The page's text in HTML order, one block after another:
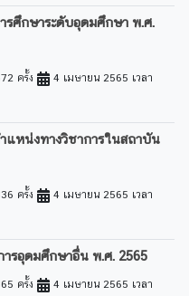
รศึกษาระดับอุดมศึกษา พ.ศ.
ครั้ง
4 เมษายน 2565 เวลา
แหน่งทางวิชาการในสถาบัน
ครั้ง
4 เมษายน 2565 เวลา
รอุดมศึกษาอื่น พ.ศ. 2565
ครั้ง
4 เมษายน 2565 เวลา